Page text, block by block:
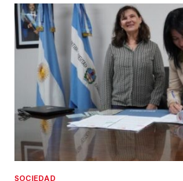
SOCIEDAD